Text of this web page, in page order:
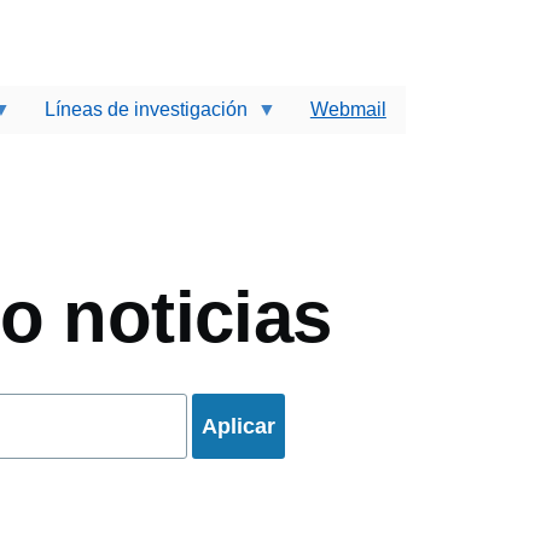
Líneas de investigación Webmail
noticias